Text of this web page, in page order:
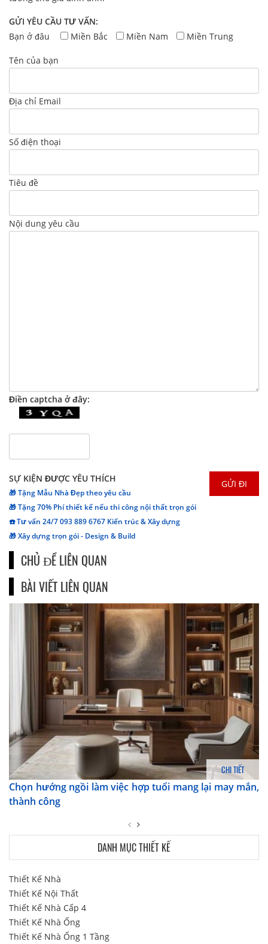
GỬI YÊU CẦU TƯ VẤN:
Bạn ở đâu
Miền Bắc Miền Nam Miền Trung
Tên của bạn
Địa chỉ Email
Số điện thoại
Tiêu đề
Nội dung yêu cầu
Điền captcha ở đây:
SỰ KIỆN ĐƯỢC YÊU THÍCH
🎁 Tặng Mẫu Nhà Đẹp theo yêu cầu
🎁 Tặng 70% Phí thiết kế nếu thi công nội thất trọn gói
☎️ Tư vấn 24/7 093 889 6767 Kiến trúc & Xây dựng
🎁 Xây dựng trọn gói - Design & Build
CHỦ ĐỀ LIÊN QUAN
BÀI VIẾT LIÊN QUAN
CHI TIẾT
Chọn hướng ngồi làm việc hợp tuổi mang lại may mắn,
thành công
DANH MỤC THIẾT KẾ
Thiết Kế Nhà
Thiết Kế Nội Thất
Thiết Kế Nhà Cấp 4
Thiết Kế Nhà Ống
Thiết Kế Nhà Ống 1 Tầng